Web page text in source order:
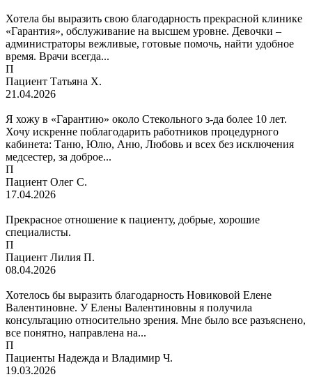
Хотела бы выразить свою благодарность прекрасной клинике
«Гарантия», обслуживание на высшем уровне. Девочки –
администраторы вежливые, готовые помочь, найти удобное
время. Врачи всегда...
П
Пациент Татьяна Х.
21.04.2026
Я хожу в «Гарантию» около Стекольного з-да более 10 лет.
Хочу искренне поблагодарить работников процедурного
кабинета: Таню, Юлю, Аню, Любовь и всех без исключения
медсестер, за доброе...
П
Пациент Олег С.
17.04.2026
Прекрасное отношение к пациенту, добрые, хорошие
специалисты.
П
Пациент Лилия П.
08.04.2026
Хотелось бы выразить благодарность Новиковой Елене
Валентиновне. У Елены Валентиновны я получила
консультацию относительно зрения. Мне было все разъяснено,
все понятно, направлена на...
П
Пациенты Надежда и Владимир Ч.
19.03.2026